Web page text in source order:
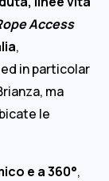
Access
,
in particolar
ma
le
e a 360°,